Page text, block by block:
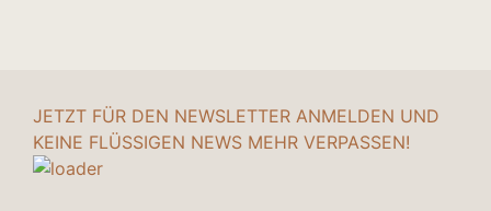
JETZT FÜR DEN NEWSLETTER ANMELDEN UND
KEINE FLÜSSIGEN NEWS MEHR VERPASSEN!